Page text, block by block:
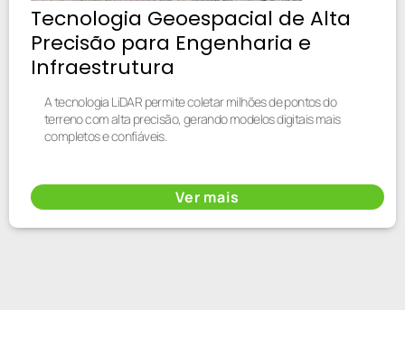
Tecnologia Geoespacial de Alta
Precisão para Engenharia e
Infraestrutura
A tecnologia LiDAR permite coletar milhões de pontos do
terreno com alta precisão, gerando modelos digitais mais
completos e confiáveis.
Ver mais